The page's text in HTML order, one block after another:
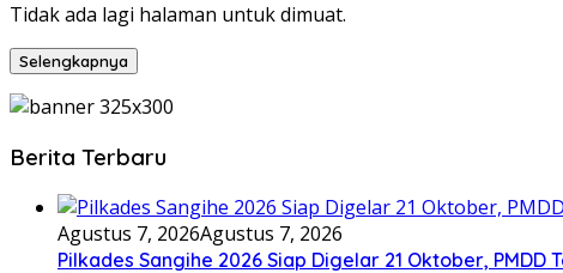
Tidak ada lagi halaman untuk dimuat.
Selengkapnya
Berita Terbaru
Agustus 7, 2026Agustus 7, 2026
Pilkades Sangihe 2026 Siap Digelar 21 Oktober, PMDD